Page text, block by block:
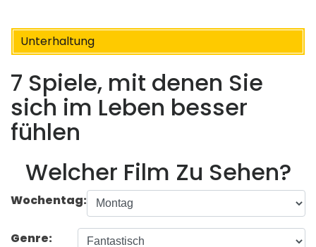
Unterhaltung
7 Spiele, mit denen Sie
sich im Leben besser
fühlen
Welcher Film Zu Sehen?
Wochentag:
Genre: